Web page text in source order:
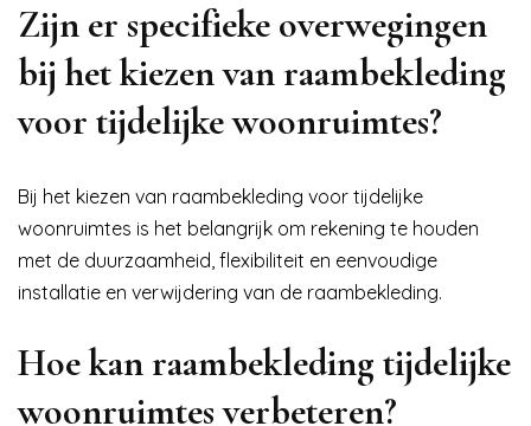
Zijn er specifieke overwegingen
bij het kiezen van raambekleding
voor tijdelijke woonruimtes?
Bij het kiezen van raambekleding voor tijdelijke
woonruimtes is het belangrijk om rekening te houden
met de duurzaamheid, flexibiliteit en eenvoudige
installatie en verwijdering van de raambekleding.
Hoe kan raambekleding tijdelijke
woonruimtes verbeteren?